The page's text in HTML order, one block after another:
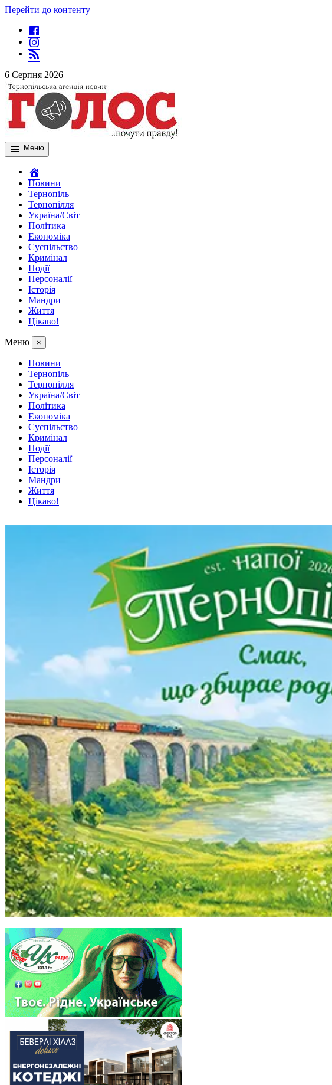
Перейти до контенту
6 Серпня 2026
Меню
Новини
Тернопіль
Тернопілля
Україна/Світ
Політика
Економіка
Суспільство
Кримінал
Події
Персоналії
Історія
Мандри
Життя
Цікаво!
Меню ×
Новини
Тернопіль
Тернопілля
Україна/Світ
Політика
Економіка
Суспільство
Кримінал
Події
Персоналії
Історія
Мандри
Життя
Цікаво!